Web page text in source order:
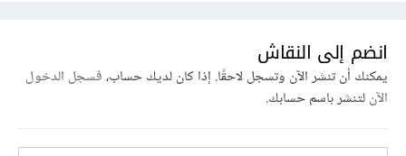
انضم إلى النقاش
يمكنك أن تنشر الآن وتسجل لاحقًا. إذا كان لديك حساب،فسجل الدخول
الآنلتنشر باسم حسابك.